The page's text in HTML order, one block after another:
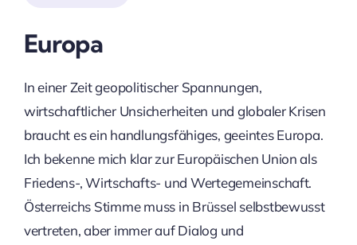
Europa
In einer Zeit geopolitischer Spannungen,
wirtschaftlicher Unsicherheiten und globaler Krisen
braucht es ein handlungsfähiges, geeintes Europa.
Ich bekenne mich klar zur Europäischen Union als
Friedens-, Wirtschafts- und Wertegemeinschaft.
Österreichs Stimme muss in Brüssel selbstbewusst
vertreten, aber immer auf Dialog und